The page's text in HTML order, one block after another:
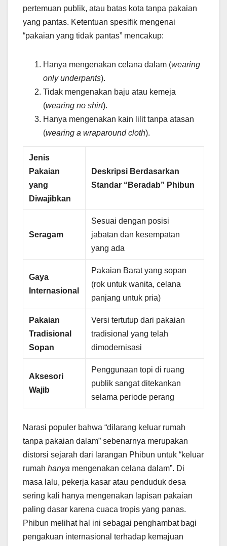
pertemuan publik, atau batas kota tanpa pakaian
yang pantas. Ketentuan spesifik mengenai
“pakaian yang tidak pantas” mencakup:
Hanya mengenakan celana dalam (wearing
only underpants).
Tidak mengenakan baju atau kemeja
(wearing no shirt).
Hanya mengenakan kain lilit tanpa atasan
(wearing a wraparound cloth).
Jenis
Pakaian
yang
Diwajibkan
Deskripsi Berdasarkan
Standar “Beradab” Phibun
Seragam
Sesuai dengan posisi
jabatan dan kesempatan
yang ada
Gaya
Internasional
Pakaian Barat yang sopan
(rok untuk wanita, celana
panjang untuk pria)
Pakaian
Tradisional
Sopan
Versi tertutup dari pakaian
tradisional yang telah
dimodernisasi
Aksesori
Wajib
Penggunaan topi di ruang
publik sangat ditekankan
selama periode perang
Narasi populer bahwa “dilarang keluar rumah
tanpa pakaian dalam” sebenarnya merupakan
distorsi sejarah dari larangan Phibun untuk “keluar
rumah hanya mengenakan celana dalam”. Di
masa lalu, pekerja kasar atau penduduk desa
sering kali hanya mengenakan lapisan pakaian
paling dasar karena cuaca tropis yang panas.
Phibun melihat hal ini sebagai penghambat bagi
pengakuan internasional terhadap kemajuan